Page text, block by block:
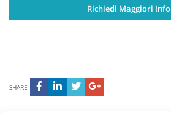
Richiedi Maggiori Info
SHARE